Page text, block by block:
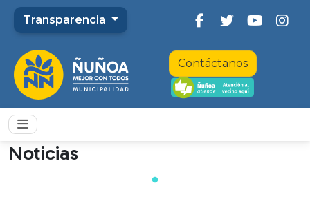
Transparencia
Contáctanos
Noticias